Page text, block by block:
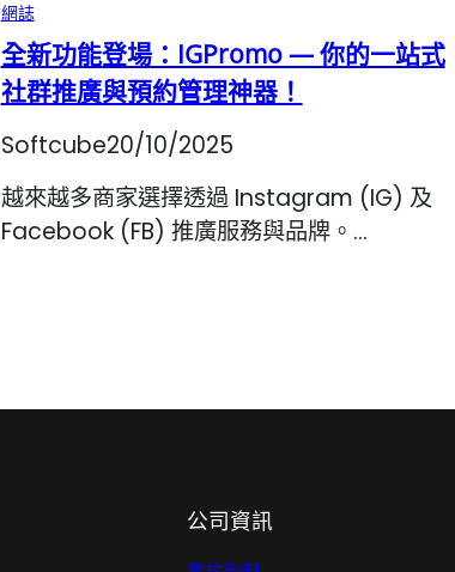
網誌
全新功能登場：IGPromo — 你的一站式
社群推廣與預約管理神器！
Softcube20/10/2025
越來越多商家選擇透過 Instagram (IG) 及
Facebook (FB) 推廣服務與品牌。…
公司資訊